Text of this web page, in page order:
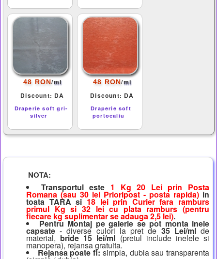
48 RON/ml
Discount: DA
Draperie soft gri-
silver
48 RON/ml
Discount: DA
Draperie soft
portocaliu
NOTA:
Transportul este 1 Kg 20 Lei prin Posta
Romana (sau 30 lei Prioripost - posta rapida) in
toata TARA si 18 lei prin Curier fara ramburs
primul Kg si 32 lei cu plata ramburs (pentru
fiecare kg suplimentar se adauga 2,5 lei).
Pentru Montaj pe galerie se pot monta inele
capsate - diverse culori la pret de 35 Lei/mlde
material, bride 15 lei/ml (pretul include inelele si
manopera), rejansa gratuita.
Rejansa poate fi: simpla, dubla sau transparenta